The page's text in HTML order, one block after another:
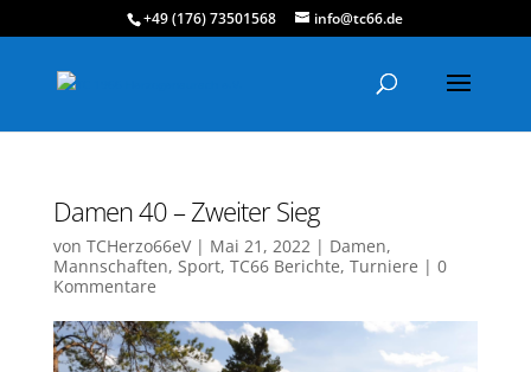
+49 (176) 73501568 info@tc66.de
Damen 40 – Zweiter Sieg
von TCHerzo66eV| Mai 21, 2022| Damen,
Mannschaften, Sport, TC66 Berichte, Turniere | 0
Kommentare